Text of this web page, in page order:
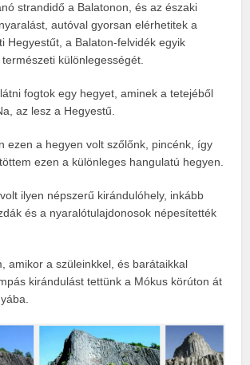
strandidő a Balatonon, és az északi
autóval gyorsan elérhetitek a
Hegyestűt, a Balaton-felvidék egyik
különlegességét.
fogtok egy hegyet, aminek a tetejéből
az lesz a Hegyestű.
ezen a hegyen volt szőlőnk, pincénk, így
ezen a különleges hangulatú hegyen.
ilyen népszerű kirándulóhely, inkább
és a nyaralótulajdonosok népesítették
amikor a szüleinkkel, és barátaikkal
kirándulást tettünk a Mókus körúton át